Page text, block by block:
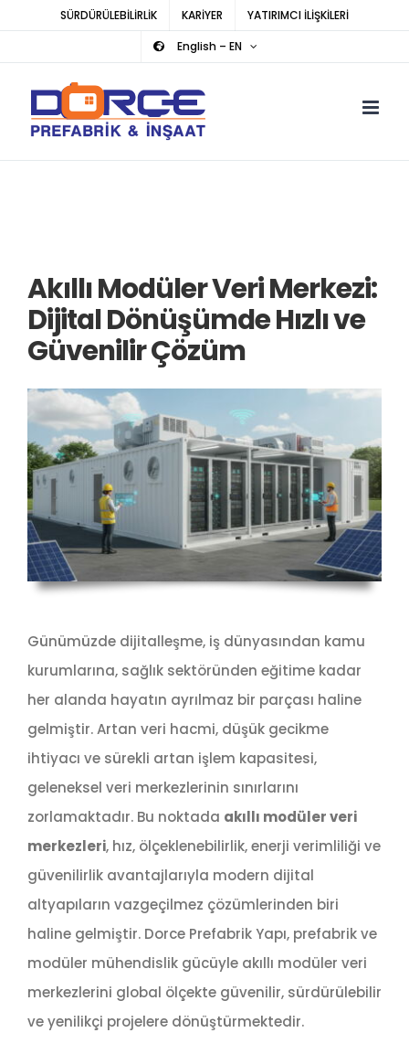
SÜRDÜRÜLEBİLİRLİK KARİYER
YATIRIMCI İLİŞKİLERİ
English – EN
Akıllı Modüler Veri Merkezi:
Dijital Dönüşümde Hızlı ve
Güvenilir Çözüm
Günümüzde dijitalleşme, iş dünyasından kamu
kurumlarına, sağlık sektöründen eğitime kadar
her alanda hayatın ayrılmaz bir parçası haline
gelmiştir. Artan veri hacmi, düşük gecikme
ihtiyacı ve sürekli artan işlem kapasitesi,
geleneksel veri merkezlerinin sınırlarını
zorlamaktadır. Bu noktada akıllı modüler veri
merkezleri, hız, ölçeklenebilirlik, enerji verimliliği ve
güvenilirlik avantajlarıyla modern dijital
altyapıların vazgeçilmez çözümlerinden biri
haline gelmiştir. Dorce Prefabrik Yapı, prefabrik ve
modüler mühendislik gücüyle akıllı modüler veri
merkezlerini global ölçekte güvenilir, sürdürülebilir
ve yenilikçi projelere dönüştürmektedir.